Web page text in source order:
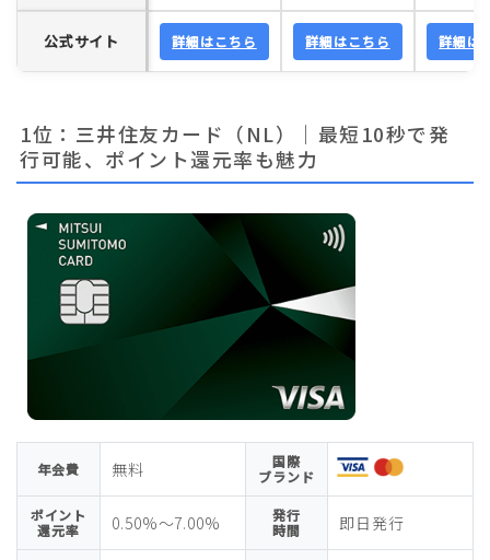
公式サイト 詳細はこちら 詳細はこちら 詳細は
1位：三井住友カード（NL）｜最短10秒で発
行可能、ポイント還元率も魅力
年会費 無料
国際
ブランド
ポイント
還元率
0.50%〜7.00%
発行
時間
即日発行